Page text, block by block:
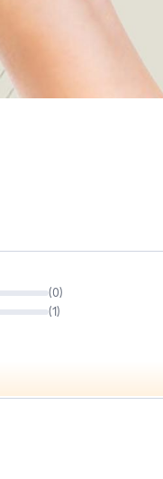
(0)
(1)